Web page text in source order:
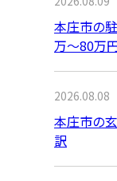
本庄市の
万〜80万
2026.08.08
本庄市の
訳